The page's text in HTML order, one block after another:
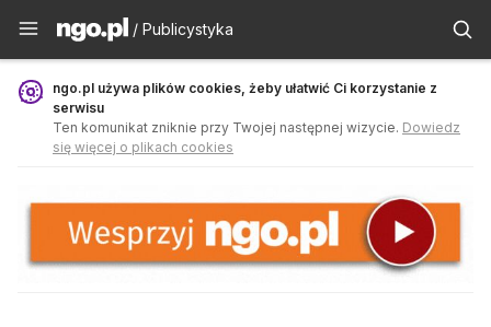
Publicystyka - ngo.pl
/ Publicystyka
ngo.pl używa plików cookies, żeby ułatwić Ci korzystanie z
serwisu
Ten komunikat zniknie przy Twojej następnej wizycie. Dowiedz
się więcej o plikach cookies